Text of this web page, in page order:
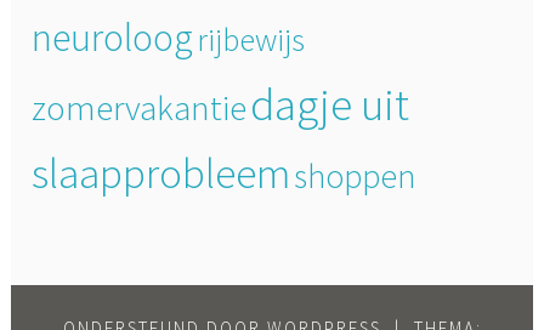
neuroloogrijbewijs
zomervakantiedagje uit
slaapprobleemshoppen